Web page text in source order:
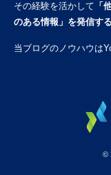
その経験を活かして 「
のある情報」を発信す
当ブログのノウハウは
©